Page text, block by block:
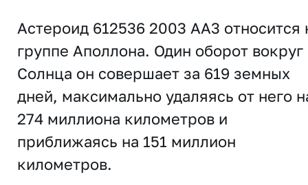
Астероид 612536 2003 AA3 относится
группе Аполлона. Один оборот вокруг
Солнца он совершает за 619 земных
дней, максимально удаляясь от него
274 миллиона километров и
приближаясь на 151 миллион
километров.